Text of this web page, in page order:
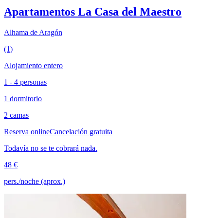
Apartamentos La Casa del Maestro
Alhama de Aragón
(1)
Alojamiento entero
1 - 4 personas
1 dormitorio
2 camas
Reserva onlineCancelación gratuita
Todavía no se te cobrará nada.
48 €
pers./noche (aprox.)